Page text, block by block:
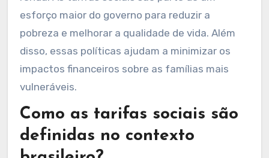
esforço maior do governo para reduzir a
pobreza e melhorar a qualidade de vida. Além
disso, essas políticas ajudam a minimizar os
impactos financeiros sobre as famílias mais
vulneráveis.
Como as tarifas sociais são
definidas no contexto